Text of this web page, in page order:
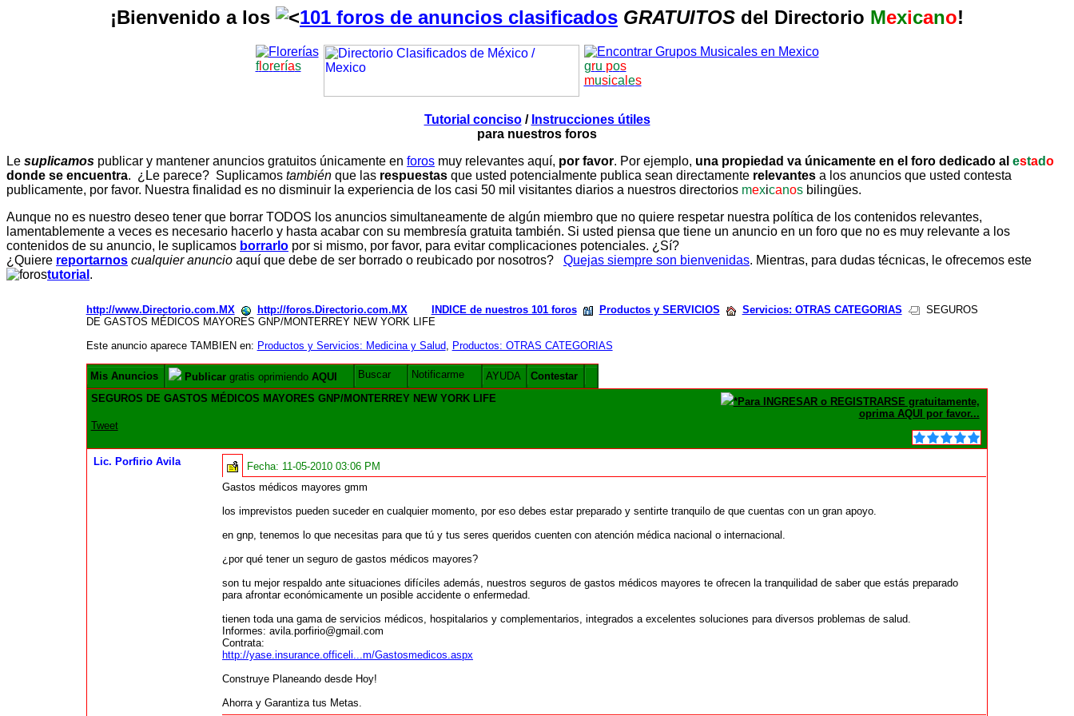
¡Bienvenido a los 101 foros de anuncios clasificados GRATUITOS del Directorio Mexicano!
florerías gru pos
musica es
Tutorial conciso/ Instrucciones útiles
para nuestros foros
Le suplicamos publicar y mantener anuncios gratuitos únicamente en foros muy relevantes aquí, por favor. Por ejemplo, una propiedad va únicamente en el foro dedicado al estado
donde se encuentra. ¿Le parece? Suplicamos también que las respuestas que usted potencialmente publica sean directamente relevantes a los anuncios que usted contesta
publicamente, por favor. Nuestra finalidad es no disminuir la experiencia de los casi 50 mil visitantes diarios a nuestros directorios mexicanos bilingües.
Aunque no es nuestro deseo tener que borrar TODOS los anuncios simultaneamente de algún miembro que no quiere respetar nuestra política de los contenidos relevantes,
lamentablemente a veces es necesario hacerlo y hasta acabar con su membresía gratuita también. Si usted piensa que tiene un anuncio en un foro que no es muy relevante a los
contenidos de su anuncio, le suplicamos borrarlo por si mismo, por favor, para evitar complicaciones potenciales. ¿Sí?
¿Quiere reportarnos cualquier anuncio aquí que debe de ser borrado o reubicado por nosotros? Quejas siempre son bienvenidas. Mientras, para dudas técnicas, le ofrecemos este
tutorial .
http://www.Directorio.com.MX http://foros.Directorio.com.MX INDICE de nuestros 101 foros Productos y SERVICIOS Servicios: OTRAS CATEGORIAS
SEGUROS
DE GASTOS MÉDICOS MAYORES GNP/MONTERREY NEW YORK LIFE
Este anuncio aparece TAMBIEN en: Productos y Servicios: Medicina y Salud, Productos: OTRAS CATEGORIAS
Mis Anuncios Publicargratis oprimiendo AQUI Buscar Notificarme AYUDA
Contestar
SEGUROS DE GASTOS MÉDICOS MAYORES GNP/MONTERREY NEW YORK LIFE
Tweet
*Para INGRESAR o REGISTRARSE gratuitamente,
oprima AQUI por favor...
Lic. Porfirio Avila Fecha: 11-05-2010 03:06 PM
Gastos médicos mayores gmm
los imprevistos pueden suceder en cualquier momento, por eso debes estar preparado y sentirte tranquilo de que cuentas con un gran apoyo.
en gnp, tenemos lo que necesitas para que tú y tus seres queridos cuenten con atención médica nacional o internacional.
¿por qué tener un seguro de gastos médicos mayores?
son tu mejor respaldo ante situaciones difíciles además, nuestros seguros de gastos médicos mayores te ofrecen la tranquilidad de saber que estás preparado
para afrontar económicamente un posible accidente o enfermedad.
tienen toda una gama de servicios médicos, hospitalarios y complementarios, integrados a excelentes soluciones para diversos problemas de salud.
Informes: avila.porfirio@gmail.com
Contrata:
http://yase.insurance.officeli...m/Gastosmedicos.aspx
Construye Planeando desde Hoy!
Ahorra y Garantiza tus Metas.